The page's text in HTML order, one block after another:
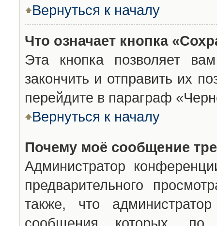
Вернуться к началу
Что означает кнопка
Эта кнопка позволяет
закончить и отправить их
перейдите в параграф
Вернуться к началу
Почему моё сообщение
Администратор
предварительного
также, что